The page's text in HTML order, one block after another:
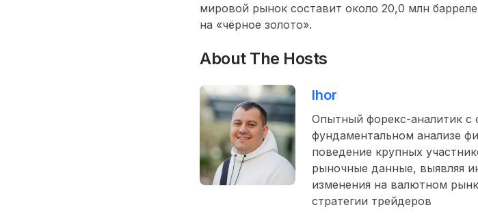
мировой рынок составит около 20,0 млн
на «чёрное золото».
About The Hosts
Ihor
Опытный форекс-аналитик с
фундаментальном анализе
поведение крупных
рыночные данные, выявляя
изменения на валютном
стратегии трейдеров